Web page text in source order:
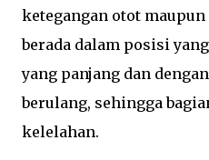
ketegangan otot
berada dalam posisi
yang panjang dan
berulang, sehingga
kelelahan.